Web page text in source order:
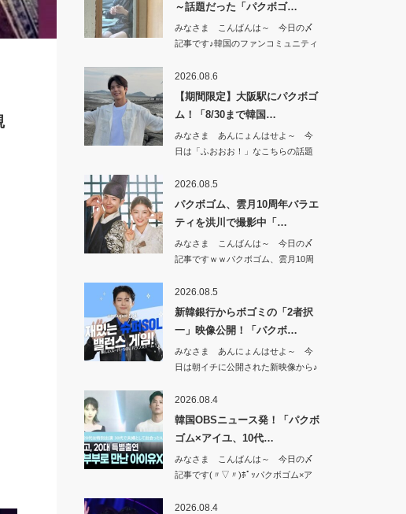
～話題だった「パクボゴ…
みなさま こんばんは～ 今日の〆
記事です♪韓国のファンコミュニティ
2026.08.6
【期間限定】大阪駅にパクボゴ
ム！「8/30まで韓国…
みなさま あんにょんはせよ～ 今
日は「ふおおお！」なこちらの話題
2026.08.5
パクボゴム、雲月10周年バラエ
ティを洪川で撮影中「…
みなさま こんばんは～ 今日の〆
記事ですｗｗパクボゴム、雲月10周
2026.08.5
新韓銀行からボゴミの「2者択
一」映像公開！「パクボ…
みなさま あんにょんはせよ～ 今
日は朝イチに公開された新映像から♪
2026.08.4
韓国OBSニュース発！「パクボ
ゴム×アイユ、10代…
みなさま こんばんは～ 今日の〆
記事です(〃▽〃)ﾎﾟｯパクボゴム×ア
2026.08.4